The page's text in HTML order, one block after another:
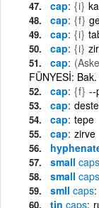
cap {i}
cap {f}
cap {i}
cap {i}
cap
FÜNYESİ:
cap {f} --
cap
cap tepe
cap zirve
small caps
small caps
smll caps
tin caps